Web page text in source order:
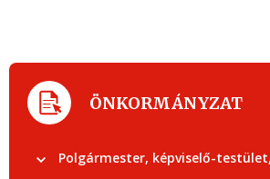
ÖNKORMÁNYZAT
Polgármester, képviselő-